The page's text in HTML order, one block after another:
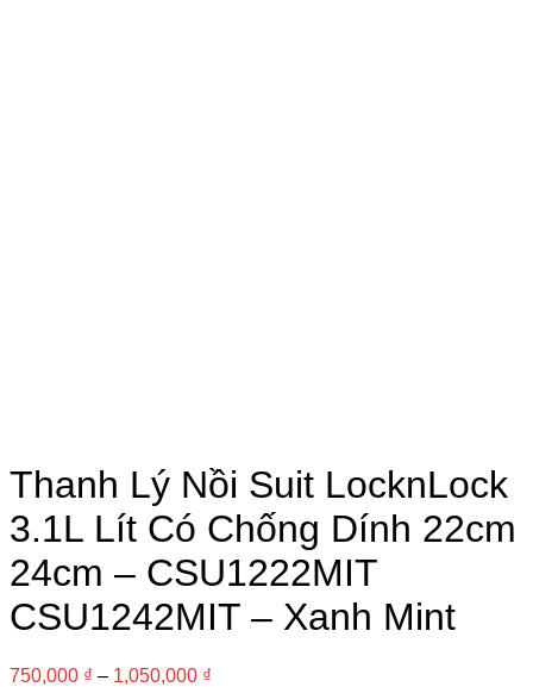
Thanh Lý Nồi Suit LocknLock
3.1L Lít Có Chống Dính 22cm
24cm – CSU1222MIT
CSU1242MIT – Xanh Mint
750,000 ₫ – 1,050,000 ₫